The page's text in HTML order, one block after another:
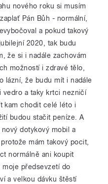
nového roku si musím
Pán Bůh - normální,
a pokud takový
2020, tak budu
že si i nadále zachovám
možností i zdravé tělo,
lázní, že budu mít i nadále
vedro a taky krtci nezničí
kam chodit celé léto i
budou stačit peníze. A
dotykový mobil a
mám takový pocit,
normálně ani koupit
moje předsevzetí do
a velkou dávku štěstí